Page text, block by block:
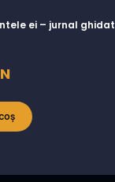
ei – jurnal ghidat